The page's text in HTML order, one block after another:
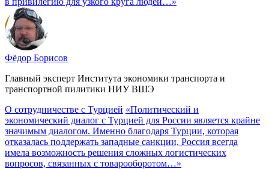
Фёдор Борисов
Главный эксперт Института экономики транспорта и
транспортной пилитики НИУ ВШЭ
О сотрудничестве с Турцией «Политический и
экономический диалог с Турцией для России является крайне
значимым диалогом. Именно благодаря Турции, которая
отказалась поддержать западные санкции, Россия всегда
имела возможность решения сложных логистических
вопросов, связанных с товарооборотом…»